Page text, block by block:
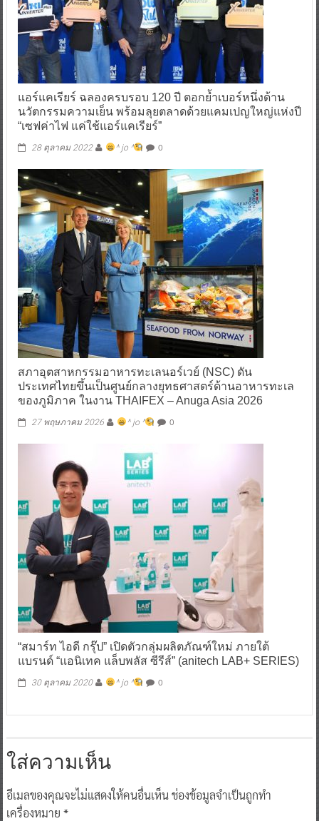
แอร์แคเรียร์ ฉลองครบรอบ 120 ปี ตอกย้ำเบอร์หนึ่งด้าน
นวัตกรรมความเย็น พร้อมลุยตลาดด้วยแคมเปญใหญ่แห่งปี
“เซฟค่าไฟ แค่ใช้แอร์แคเรียร์”
28 ตุลาคม 2022 ^ jo ^ 0
สภาอุตสาหกรรมอาหารทะเลนอร์เวย์ (NSC) ดัน
ประเทศไทยขึ้นเป็นศูนย์กลางยุทธศาสตร์ด้านอาหารทะเล
ของภูมิภาค ในงาน THAIFEX – Anuga Asia 2026
27 พฤษภาคม 2026 ^ jo ^ 0
“สมาร์ท ไอดี กรุ๊ป” เปิดตัวกลุ่มผลิตภัณฑ์ใหม่ ภายใต้
แบรนด์ “แอนิเทค แล็บพลัส ซีรีส์” (anitech LAB+ SERIES)
30 ตุลาคม 2020 ^ jo ^ 0
ใส่ความเห็น
อีเมลของคุณจะไม่แสดงให้คนอื่นเห็นช่องข้อมูลจำเป็นถูกทำ
เครื่องหมาย *